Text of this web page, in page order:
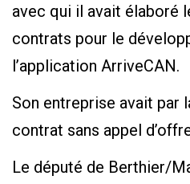
avec qui il avait élaboré
contrats pour le
l’application ArriveCAN.
Son entreprise avait par
contrat sans appel
Le député de Berthier/